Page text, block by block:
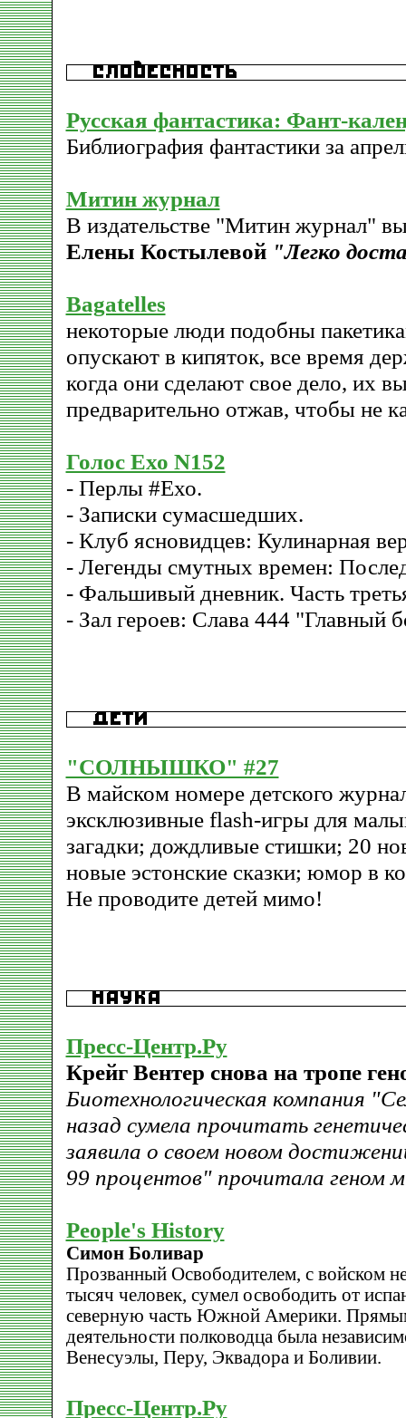
Русская фантастика: Фант-
Библиография фантастики за
Митин журнал
В издательстве "Митин журнал"
Елены Костылевой "Легко
Bagatelles
некоторые люди подобны
опускают в кипяток, все время
когда они сделают свое дело, их
предварительно отжав, чтобы не
Голос Ехо N152
- Перлы #Ехо.
- Записки сумасшедших.
- Клуб ясновидцев: Кулинарная
- Легенды смутных времен:
- Фальшивый дневник. Часть
- Зал героев: Слава 444 "Главный
"СОЛНЫШКО" #27
В майском номере детского
эксклюзивные flash-игры для
загадки; дождливые стишки; 20
новые эстонские сказки; юмор в
Не проводите детей мимо!
Пресс-Центр.Ру
Крейг Вентер снова на тропе
Биотехнологическая компания
назад сумела прочитать
заявила о своем новом
99 процентов" прочитала геном
People's History
Симон Боливар
Прозванный Освободителем, с войском
тысяч человек, сумел освободить от
северную часть Южной Америки. Прямым
деятельности полководца была
Венесуэлы, Перу, Эквадора и Боливии.
Пресс-Центр.Ру